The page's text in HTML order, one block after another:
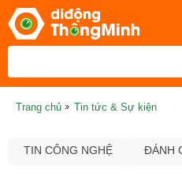
Trang chủ Tin tức & Sự kiện
TIN CÔNG NGHỆ ĐÁNH